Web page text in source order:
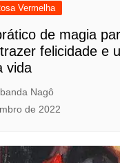
Vermelha
de magia
felicidade e
vida
Nagô
de 2022